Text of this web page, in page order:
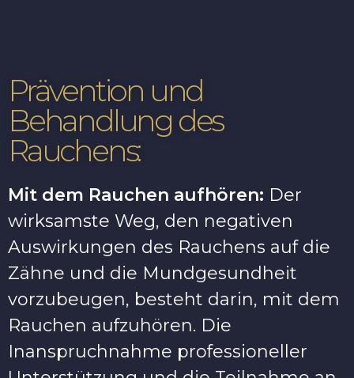
Prävention und
Behandlung des
Rauchens:
Mit dem Rauchen aufhören: Der
wirksamste Weg, den negativen
Auswirkungen des Rauchens auf die
Zähne und die Mundgesundheit
vorzubeugen, besteht darin, mit dem
Rauchen aufzuhören. Die
Inanspruchnahme professioneller